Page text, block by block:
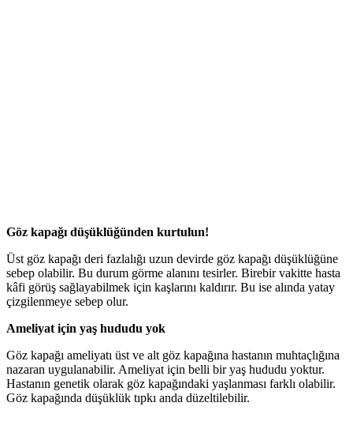
Göz kapağı düşüklüğünden kurtulun!
Üst göz kapağı deri fazlalığı uzun devirde göz kapağı düşüklüğüne
sebep olabilir. Bu durum görme alanını tesirler. Birebir vakitte hasta
kâfi görüş sağlayabilmek için kaşlarını kaldırır. Bu ise alında yatay
çizgilenmeye sebep olur.
Ameliyat için yaş hududu yok
Göz kapağı ameliyatı üst ve alt göz kapağına hastanın muhtaçlığına
nazaran uygulanabilir. Ameliyat için belli bir yaş hududu yoktur.
Hastanın genetik olarak göz kapağındaki yaşlanması farklı olabilir.
Göz kapağında düşüklük tıpkı anda düzeltilebilir.